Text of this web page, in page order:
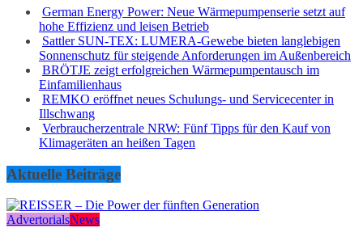
German Energy Power: Neue Wärmepumpenserie setzt auf
hohe Effizienz und leisen Betrieb
Sattler SUN-TEX: LUMERA-Gewebe bieten langlebigen
Sonnenschutz für steigende Anforderungen im Außenbereich
BRÖTJE zeigt erfolgreichen Wärmepumpentausch im
Einfamilienhaus
REMKO eröffnet neues Schulungs- und Servicecenter in
Illschwang
Verbraucherzentrale NRW: Fünf Tipps für den Kauf von
Klimageräten an heißen Tagen
Aktuelle Beiträge
AdvertorialsNews